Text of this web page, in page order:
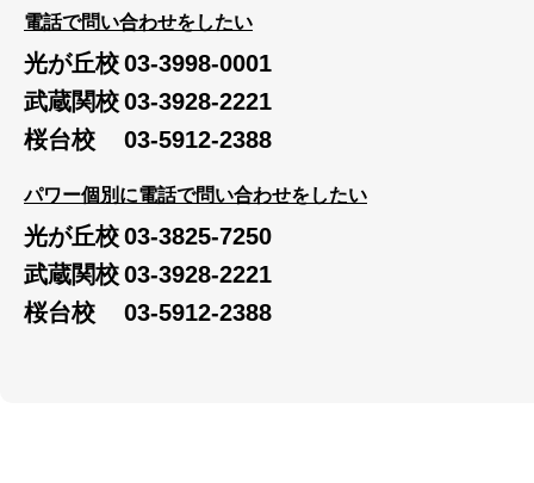
電話で問い合わせをしたい
光が丘校03-3998-0001
武蔵関校03-3928-2221
桜台校
03-5912-2388
パワー個別に電話で問い合わせをしたい
光が丘校03-3825-7250
武蔵関校03-3928-2221
桜台校
03-5912-2388